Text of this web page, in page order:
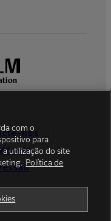
nos
com o
para
a utilização do site
Política de